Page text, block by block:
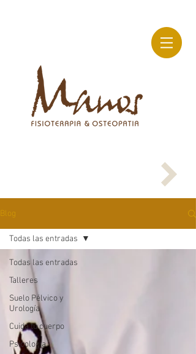
Blog
Todas las entradas
Talleres
Suelo Pélvico y
Urología
Cuida tu cuerpo
Psicología
Todas las entradas